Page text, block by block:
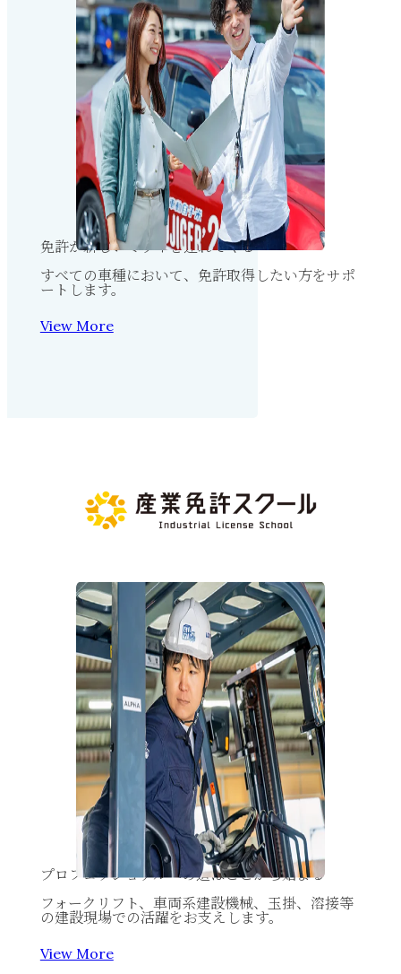
免許が新しいミライを連れてくる
すべての車種において、免許取得したい方をサポ
ートします。
View More
プロフェッショナルへの道はここから始まる
フォークリフト、車両系建設機械、玉掛、溶接等
の建設現場での活躍をお支えします。
View More